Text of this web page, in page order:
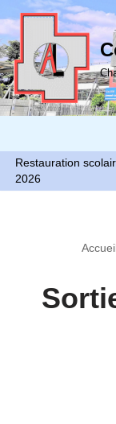
Aller
au
contenu
Restauration
2026